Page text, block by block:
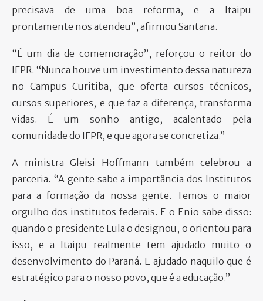
precisava de uma boa reforma, e a Itaipu
prontamente nos atendeu”, afirmou Santana.
“É um dia de comemoração”, reforçou o reitor do
IFPR. “Nunca houve um investimento dessa natureza
no Campus Curitiba, que oferta cursos técnicos,
cursos superiores, e que faz a diferença, transforma
vidas. É um sonho antigo, acalentado pela
comunidade do IFPR, e que agora se concretiza.”
A ministra Gleisi Hoffmann também celebrou a
parceria. “A gente sabe a importância dos Institutos
para a formação da nossa gente. Temos o maior
orgulho dos institutos federais. E o Enio sabe disso:
quando o presidente Lula o designou, o orientou para
isso, e a Itaipu realmente tem ajudado muito o
desenvolvimento do Paraná. E ajudado naquilo que é
estratégico para o nosso povo, que é a educação.”